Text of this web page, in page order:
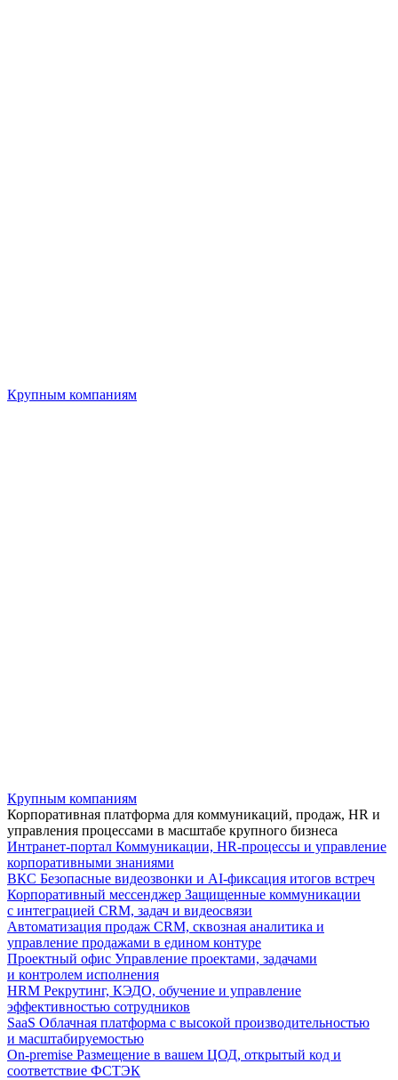
Крупным компаниям
Крупным компаниям
Корпоративная платформа для коммуникаций, продаж, HR и
управления процессами в масштабе крупного бизнеса
Интранет-портал Коммуникации, HR-процессы и управление
корпоративными знаниями
ВКС Безопасные видеозвонки и AI-фиксация итогов встреч
Корпоративный мессенджер Защищенные коммуникации
с интеграцией CRM, задач и видеосвязи
Автоматизация продаж CRM, сквозная аналитика и
управление продажами в едином контуре
Проектный офис Управление проектами, задачами
и контролем исполнения
HRM Рекрутинг, КЭДО, обучение и управление
эффективностью сотрудников
SaaS Облачная платформа с высокой производительностью
и масштабируемостью
On-premise Размещение в вашем ЦОД, открытый код и
соответствие ФСТЭК